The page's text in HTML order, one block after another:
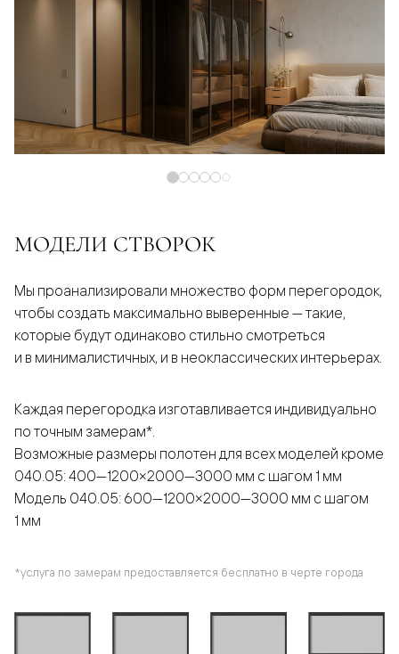
МОДЕЛИ СТВОРОК
Мы проанализировали множество форм перегородок,
чтобы создать максимально выверенные — такие,
которые будут одинаково стильно смотреться
и в минималистичных, и в неоклассических интерьерах.
Каждая перегородка изготавливается индивидуально
по точным замерам*.
Возможные размеры полотен для всех моделей кроме
040.05: 400—1200×2000—3000 мм с шагом 1 мм
Модель 040.05: 600—1200×2000—3000 мм с шагом
1 мм
*услуга по замерам предоставляется бесплатно в черте города